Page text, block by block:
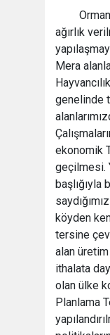
ağırlık
Mera
genelinde
ekonomik
geçilmesi.
başlığıyla
köyden
tersine
alan
ithalata
olan ülke
Planlama